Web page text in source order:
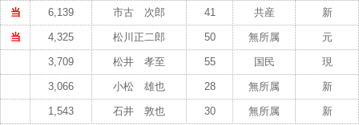
当 6,139 市古 次郎 41 共産 新
当 4,325 松川正二郎 50 無所属 元
3,709 松井 孝至 55 国民 現
3,066 小松 雄也 28 無所属 新
1,543 石井 敦也 30 無所属 新